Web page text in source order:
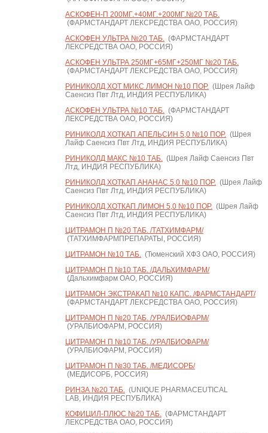
АСКОФЕН-П 200МГ.+40МГ.+200МГ.№20 ТАБ.
(ФАРМСТАНДАРТ ЛЕКСРЕДСТВА ОАО, РОССИЯ)
АСКОФЕН УЛЬТРА №20 ТАБ.(ФАРМСТАНДАРТ
ЛЕКСРЕДСТВА ОАО, РОССИЯ)
АСКОФЕН УЛЬТРА 250МГ+65МГ+250МГ №20 ТАБ.
(ФАРМСТАНДАРТ ЛЕКСРЕДСТВА ОАО, РОССИЯ)
РИНИКОЛД ХОТ МИКС ЛИМОН №10 ПОР.(Шрея Лайф
Саенсиз Пвт Лтд, ИНДИЯ РЕСПУБЛИКА)
АСКОФЕН УЛЬТРА №10 ТАБ.(ФАРМСТАНДАРТ
ЛЕКСРЕДСТВА ОАО, РОССИЯ)
РИНИКОЛД ХОТКАП АПЕЛЬСИН 5,0 №10 ПОР.(Шрея
Лайф Саенсиз Пвт Лтд, ИНДИЯ РЕСПУБЛИКА)
РИНИКОЛД МАКС №10 ТАБ.(Шрея Лайф Саенсиз Пвт
Лтд, ИНДИЯ РЕСПУБЛИКА)
РИНИКОЛД ХОТКАП АНАНАС 5,0 №10 ПОР.(Шрея Лайф
Саенсиз Пвт Лтд, ИНДИЯ РЕСПУБЛИКА)
РИНИКОЛД ХОТКАП ЛИМОН 5,0 №10 ПОР.(Шрея Лайф
Саенсиз Пвт Лтд, ИНДИЯ РЕСПУБЛИКА)
ЦИТРАМОН П №20 ТАБ. /ТАТХИМФАРМ/
(ТАТХИМФАРМПРЕПАРАТЫ, РОССИЯ)
ЦИТРАМОН №10 ТАБ.(Тюменский ХФЗ ОАО, РОССИЯ)
ЦИТРАМОН П №10 ТАБ. /ДАЛЬХИМФАРМ/
(Дальхимфарм ОАО, РОССИЯ)
ЦИТРАМОН ЭКСТРАКАП №10 КАПС. /ФАРМСТАНДАРТ/
(ФАРМСТАНДАРТ ЛЕКСРЕДСТВА ОАО, РОССИЯ)
ЦИТРАМОН П №20 ТАБ. /УРАЛБИОФАРМ/
(УРАЛБИОФАРМ, РОССИЯ)
ЦИТРАМОН П №10 ТАБ. /УРАЛБИОФАРМ/
(УРАЛБИОФАРМ, РОССИЯ)
ЦИТРАМОН П №30 ТАБ. /МЕДИСОРБ/
(МЕДИСОРБ, РОССИЯ)
РИНЗА №20 ТАБ.(UNIQUE PHARMACEUTICAL
LAB, ИНДИЯ РЕСПУБЛИКА)
КОФИЦИЛ-ПЛЮС №20 ТАБ.(ФАРМСТАНДАРТ
ЛЕКСРЕДСТВА ОАО, РОССИЯ)